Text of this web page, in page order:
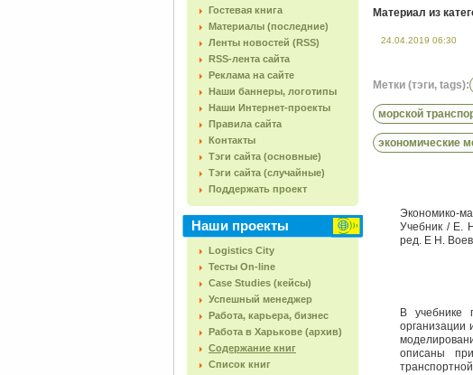
Гостевая книга
Материалы (последние)
Ленты новостей (RSS)
RSS-лента сайта
Реклама на сайте
Наши баннеры, логотипы
Наши Интернет-проекты
Правила сайта
Контакты
Тэги сайта (основные)
Тэги сайта (случайные)
Поддержать проект
Наши проекты
Logistics City
Тесты On-line
Case Studies (кейсы)
Успешный менеджер
Работа, карьера, бизнес
Работа в Харькове (архив)
Содержание книг
Список книг
Материал из
24.04.2019 06:30
Метки (тэги, tags):
морской
экономические
Экономико-
Учебник / Е.
ред. Е Н.
В учебнике
организации
описаны